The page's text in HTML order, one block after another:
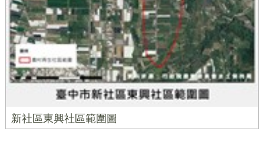
新社區東興社區範圍圖